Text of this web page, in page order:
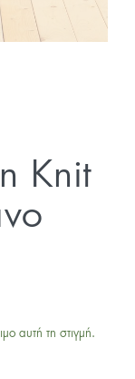
Knit
αυτή τη στιγμή.